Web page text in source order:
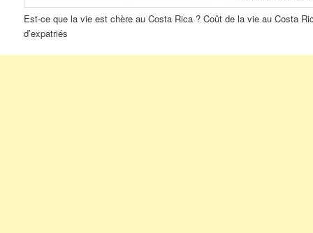
Est-ce que la vie est chère au Costa Rica ? Coût de la vie au Costa
d’expatriés